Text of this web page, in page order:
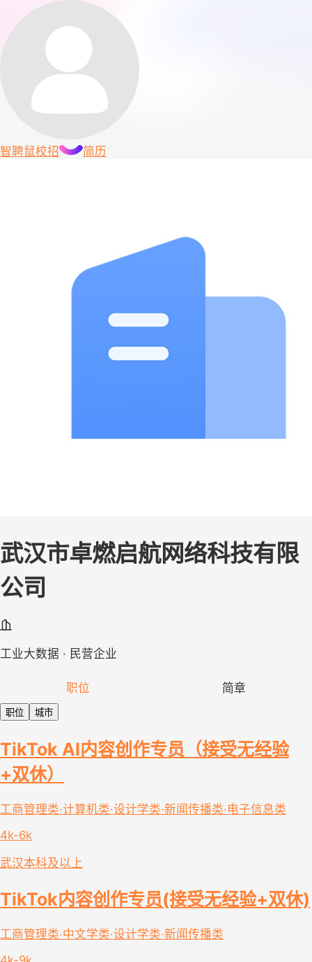
智聘鼠校招 简历
武汉市卓燃启航网络科技有限
公司
工业大数据 · 民营企业
职位 简章
职位 城市
TikTok AI内容创作专员（接受无经验
+双休）
工商管理类·计算机类·设计学类·新闻传播类·电子信息类
4k-6k
武汉本科及以上
TikTok内容创作专员(接受无经验+双休)
工商管理类·中文学类·设计学类·新闻传播类